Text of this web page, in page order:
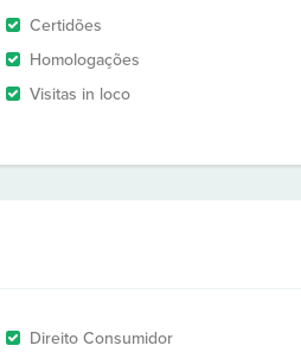
Certidões
Homologações
Visitas in loco
Direito Consumidor